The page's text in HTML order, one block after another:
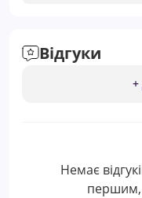
Відгуки
+
Немає
першим,